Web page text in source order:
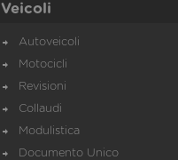
Veicoli
Autoveicoli
Motocicli
Revisioni
Collaudi
Modulistica
Documento Unico